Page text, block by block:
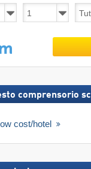
comprensorio
cost/hotel